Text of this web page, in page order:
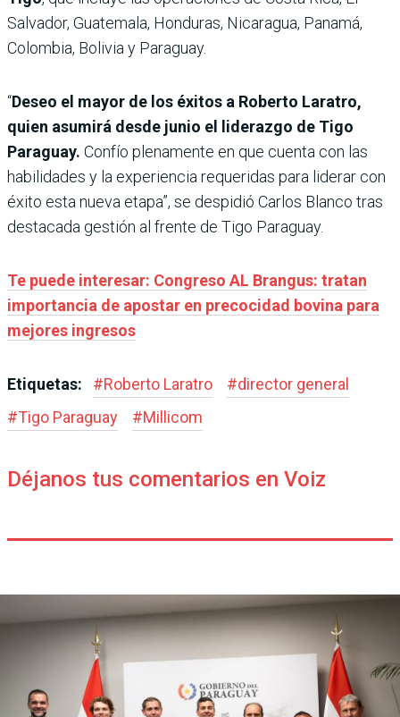
Salvador, Guatemala, Honduras, Nicaragua, Panamá,
Colombia, Bolivia y Paraguay.
“Deseo el mayor de los éxitos a Roberto Laratro,
quien asumirá desde junio el liderazgo de Tigo
Paraguay. Confío plenamente en que cuenta con las
habilidades y la experiencia requeridas para liderar con
éxito esta nueva etapa”, se despidió Carlos Blanco tras
destacada gestión al frente de Tigo Paraguay.
Te puede interesar: Congreso AL Brangus: tratan
importancia de apostar en precocidad bovina para
mejores ingresos
Etiquetas: #Roberto Laratro #director general
#Tigo Paraguay #Millicom
Déjanos tus comentarios en Voiz